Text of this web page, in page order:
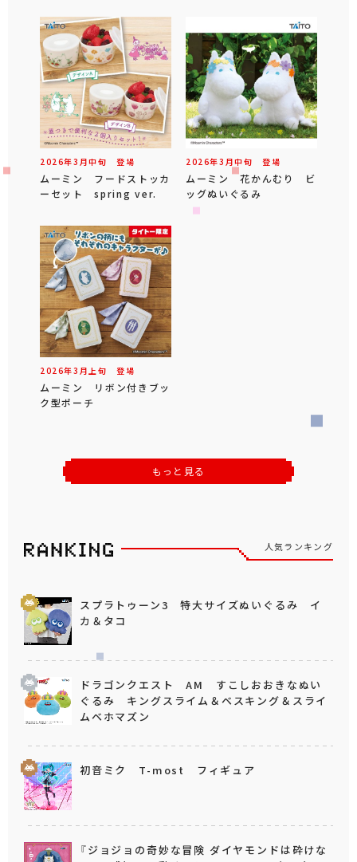
2026年3 月中旬 登場
ムーミン フードストッカ
ーセット spring ver.
2026年3 月中旬 登場
ムーミン 花かんむり ビ
ッグぬいぐるみ
2026年3 月 上旬 登場
ムーミン リボン付きブッ
ク型ポーチ
もっと見る
人気ランキング
スプラトゥーン3 特大サイズぬいぐるみ イ
カ＆タコ
ドラゴンクエスト AM すこしおおきなぬい
ぐるみ キングスライム＆ベスキング＆スライ
ムベホマズン
初音ミク T-most フィギュア
『ジョジョの奇妙な冒険 ダイヤモンドは砕けな